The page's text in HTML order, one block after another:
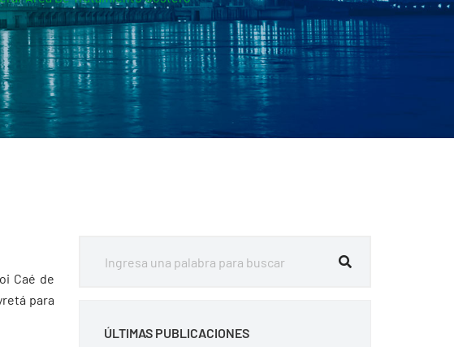
Caé de
para
ÚLTIMAS PUBLICACIONES